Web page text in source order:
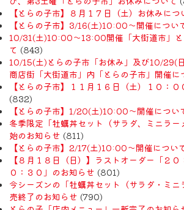
【とらの子市】８月１７日（土）お休みにつ
【とらの子市】3/16(土)10:00～開催につい
10/31(土)10:00～13:00開催「大街道市」と
て (843)
10/15(土)とらの子市「お休み」及び10/29(
商店街「大街道市」内「とらの子市」開催に
【とらの子市】１１月１６日（土）１０：
(832)
【とらの子市】1/20(土)10:00～開催につい
冬季限定「牡蠣丼セット（サラダ、ミニラー
始のお知らせ (811)
【とらの子市】2/17(土)10:00～開催につい
【８月１８日（日）】ラストオーダー「２
０：３０」のお知らせ (801)
今シーズンの「牡蠣丼セット（サラダ・ミニ
売終了のお知らせ (790)